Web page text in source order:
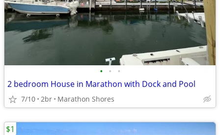
• • •
2 bedroom House in Marathon with Dock and Pool
7/10 2br Marathon Shores
$1